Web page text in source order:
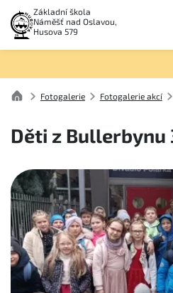
Základní škola
Náměšť nad Oslavou,
Husova 579
Fotogalerie Fotogalerie akcí
Děti z Bullerbynu